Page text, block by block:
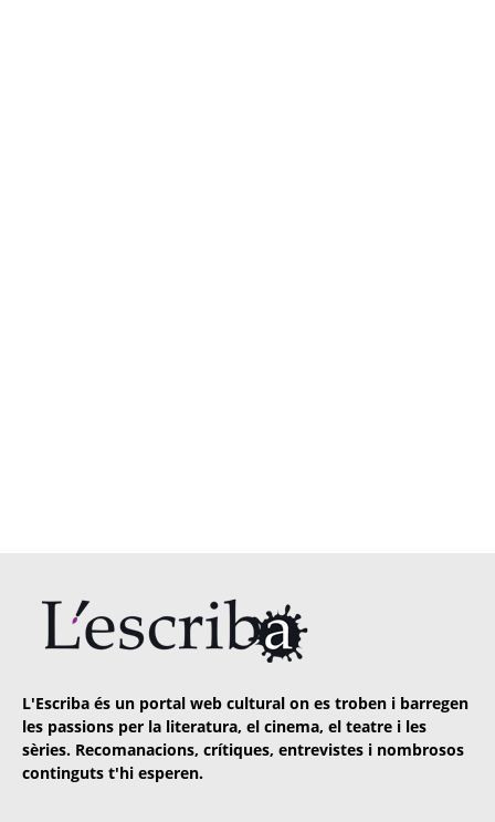
L'Escriba és un portal web cultural on es troben i barregen
les passions per la literatura, el cinema, el teatre i les
sèries. Recomanacions, crítiques, entrevistes i nombrosos
continguts t'hi esperen.